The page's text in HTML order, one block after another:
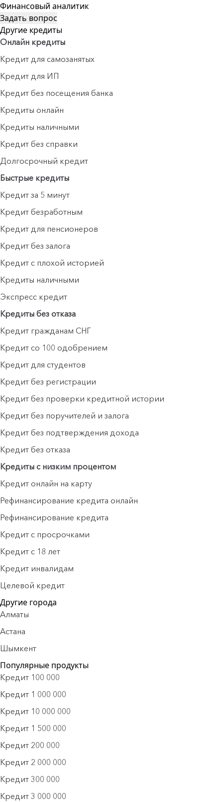
Финансовый аналитик
Задать вопрос
Другие кредиты
Онлайн кредиты
Кредит для самозанятых
Кредит для ИП
Кредит без посещения банка
Кредиты онлайн
Кредиты наличными
Кредит без справки
Долгосрочный кредит
Быстрые кредиты
Кредит за 5 минут
Кредит безработным
Кредит для пенсионеров
Кредит без залога
Кредит с плохой историей
Кредиты наличными
Экспресс кредит
Кредиты без отказа
Кредит гражданам СНГ
Кредит со 100 одобрением
Кредит для студентов
Кредит без регистрации
Кредит без проверки кредитной истории
Кредит без поручителей и залога
Кредит без подтверждения дохода
Кредит без отказа
Кредиты с низким процентом
Кредит онлайн на карту
Рефинансирование кредита онлайн
Рефинансирование кредита
Кредит с просрочками
Кредит с 18 лет
Кредит инвалидам
Целевой кредит
Другие города
Алматы
Астана
Шымкент
Популярные продукты
Кредит 100 000
Кредит 1 000 000
Кредит 10 000 000
Кредит 1 500 000
Кредит 200 000
Кредит 2 000 000
Кредит 300 000
Кредит 3 000 000